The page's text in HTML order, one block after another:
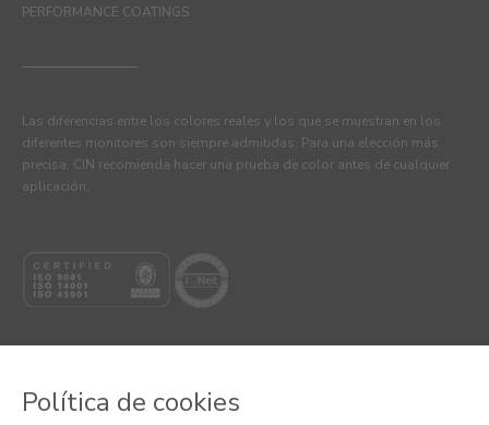
PERFORMANCE COATINGS
Las diferencias entre los colores reales y los que se muestran en los
diferentes monitores son siempre admitidas. Para una elección más
precisa, CIN recomienda hacer una prueba de color antes de cualquier
aplicación.
Política de cookies